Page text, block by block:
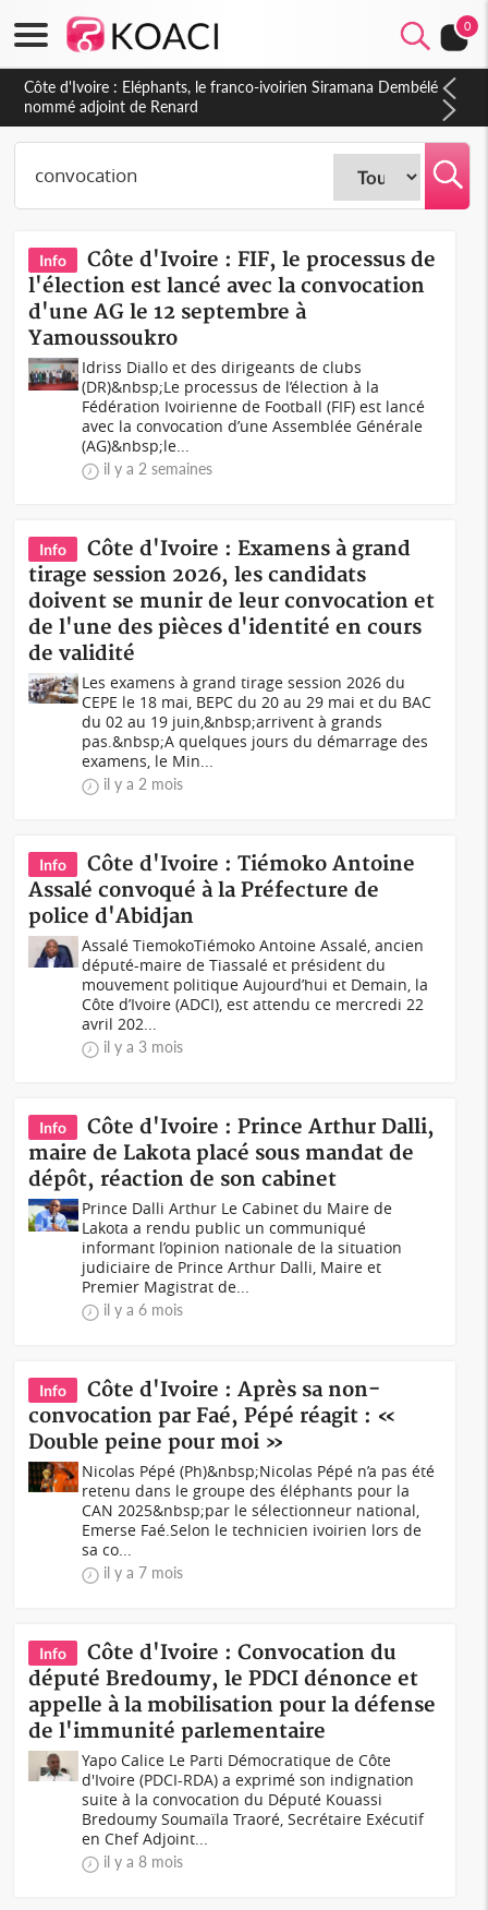
0
Cameroun : 5 combattants séparatistes neutralisés, le Mindef
dément les rumeurs d'exactions des civils
Info
Côte d'Ivoire : FIF, le processus de
l'élection est lancé avec la convocation
d'une AG le 12 septembre à
Yamoussoukro
Idriss Diallo et des dirigeants de clubs
(DR)&nbsp;Le processus de l’élection à la
Fédération Ivoirienne de Football (FIF) est lancé
avec la convocation d’une Assemblée Générale
(AG)&nbsp;le...
il y a 2 semaines
Info
Côte d'Ivoire : Examens à grand
tirage session 2026, les candidats
doivent se munir de leur convocation et
de l'une des pièces d'identité en cours
de validité
Les examens à grand tirage session 2026 du
CEPE le 18 mai, BEPC du 20 au 29 mai et du BAC
du 02 au 19 juin,&nbsp;arrivent à grands
pas.&nbsp;A quelques jours du démarrage des
examens, le Min...
il y a 2 mois
Info
Côte d'Ivoire : Tiémoko Antoine
Assalé convoqué à la Préfecture de
police d'Abidjan
Assalé TiemokoTiémoko Antoine Assalé, ancien
député-maire de Tiassalé et président du
mouvement politique Aujourd’hui et Demain, la
Côte d’Ivoire (ADCI), est attendu ce mercredi 22
avril 202...
il y a 3 mois
Info
Côte d'Ivoire : Prince Arthur Dalli,
maire de Lakota placé sous mandat de
dépôt, réaction de son cabinet
Prince Dalli Arthur Le Cabinet du Maire de
Lakota a rendu public un communiqué
informant l’opinion nationale de la situation
judiciaire de Prince Arthur Dalli, Maire et
Premier Magistrat de...
il y a 6 mois
Info
Côte d'Ivoire : Après sa non-
convocation par Faé, Pépé réagit : «
Double peine pour moi »
Nicolas Pépé (Ph)&nbsp;Nicolas Pépé n’a pas été
retenu dans le groupe des éléphants pour la
CAN 2025&nbsp;par le sélectionneur national,
Emerse Faé.Selon le technicien ivoirien lors de
sa co...
il y a 7 mois
Info
Côte d'Ivoire : Convocation du
député Bredoumy, le PDCI dénonce et
appelle à la mobilisation pour la défense
de l'immunité parlementaire
Yapo Calice Le Parti Démocratique de Côte
d'Ivoire (PDCI-RDA) a exprimé son indignation
suite à la convocation du Député Kouassi
Bredoumy Soumaïla Traoré, Secrétaire Exécutif
en Chef Adjoint...
il y a 8 mois